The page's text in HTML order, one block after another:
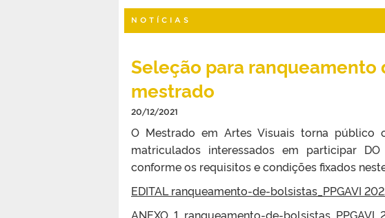
NOTÍCIAS
Seleção para
mestrado
20/12/2021
O Mestrado em Artes Visuais torna público
matriculados interessados em participar DO
conforme os requisitos e condições fixados
EDITAL ranqueamento-de-bolsistas_PPGAVI
ANEXO_1_ranqueamento-de-